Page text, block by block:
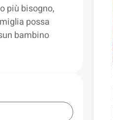
più bisogno,
possa
bambino